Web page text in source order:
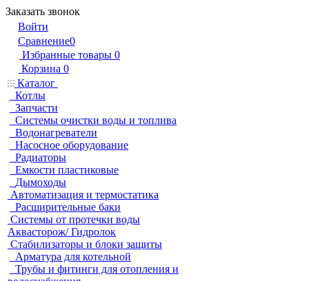
Заказать звонок
Войти
Сравнение0
Избранные товары 0
Корзина 0
Каталог
Котлы
Запчасти
Системы очистки воды и топлива
Водонагреватели
Насосное оборудование
Радиаторы
Емкости пластиковые
Дымоходы
Автоматизация и термостатика
Расширительные баки
Системы от протечки воды
Аквасторож/ Гидролок
Стабилизаторы и блоки защиты
Арматура для котельной
Трубы и фитинги для отопления и